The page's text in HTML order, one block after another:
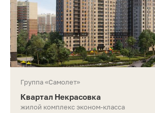
Группа «Самолет»
Квартал Некрасовка
жилой комплекс эконом-класса